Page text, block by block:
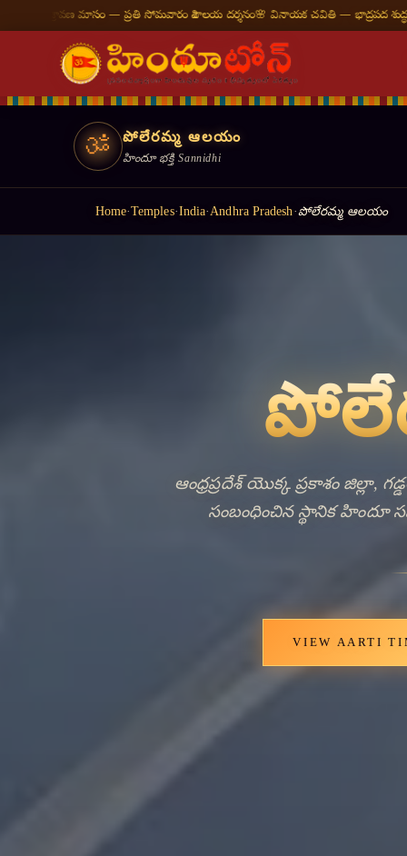
సోమవారం శివాలయ దర్శనం 🌸 వినాయక చవితి — భాద్రపద శుద్ధ చవితి⛩ తిరుమల తిరుపతి
ॐ పోలేరమ్మ ఆలయం
హిందూ భక్తి Sannidhi
Home·Temples·India·Andhra Pradesh·పోలేరమ్మ ఆలయం
ఆంధ్రప్రదేశ్ ప్రాంతంలో గ్రామీణ